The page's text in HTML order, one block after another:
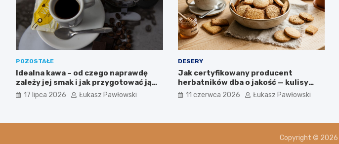
POZOSTAŁE
Idealna kawa – od czego naprawdę
zależy jej smak i jak przygotować ją
jak profesjonalista?
17 lipca 2026 Łukasz Pawłowski
DESERY
Jak certyfikowany producent
herbatników dba o jakość — kulisy
produkcji w firmie IGA z Mogielnicy
11 czerwca 2026 Łukasz Pawłowski
Copyright © 2026